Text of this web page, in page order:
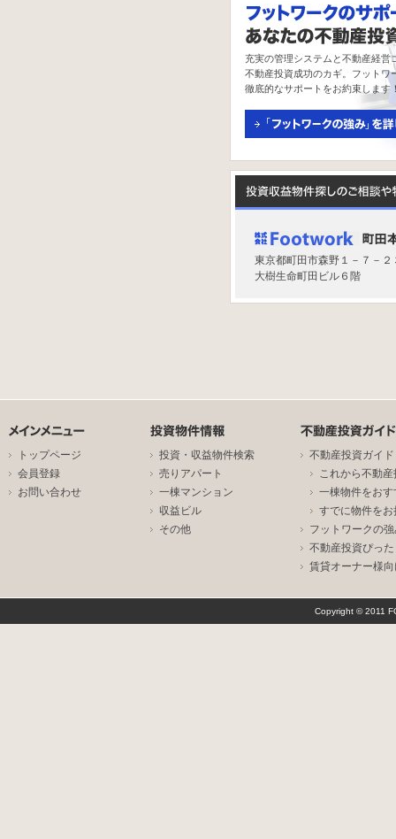
充実の管理システムと不動産経営
不動産投資成功のカギ。フットワ
徹底的なサポートをお約束します
東京都町田市森野１－７－２
大樹生命町田ビル６階
トップページ
会員登録
お問い合わせ
投資・収益物件検索
売りアパート
一棟マンション
収益ビル
その他
不動産投資ガイド
これから不動
一棟物件をお
すでに物件を
フットワークの
不動産投資ぴっ
賃貸オーナー様
Copyright © 2011